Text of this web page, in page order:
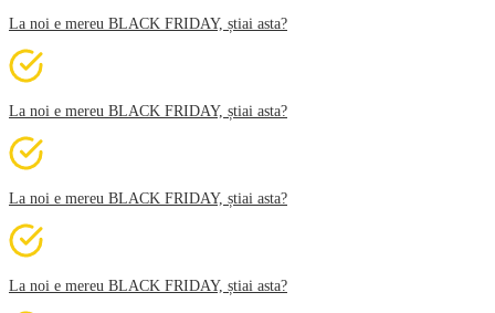
La noi e mereu BLACK FRIDAY, știai asta?
La noi e mereu BLACK FRIDAY, știai asta?
La noi e mereu BLACK FRIDAY, știai asta?
La noi e mereu BLACK FRIDAY, știai asta?